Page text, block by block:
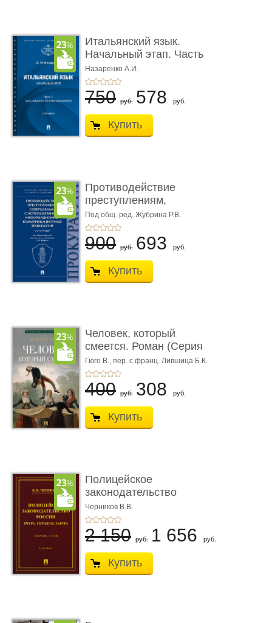
Итальянский язык.
Начальный этап. Часть
2. Учеб� ...
Назаренко А.И.
750 руб. 578 руб.
Купить
Противодействие
преступлениям,
совершаемым с ...
Под общ. ред. Жубрина Р.В.
900 руб. 693 руб.
Купить
Человек, который
смеется. Роман (Серия
«Роман с ...
Гюго В., пер. с франц. Лившица Б.К.
400 руб. 308 руб.
Купить
Полицейское
законодательство
России: вчера, с� ...
Черников В.В.
2 150 руб. 1 656 руб.
Купить